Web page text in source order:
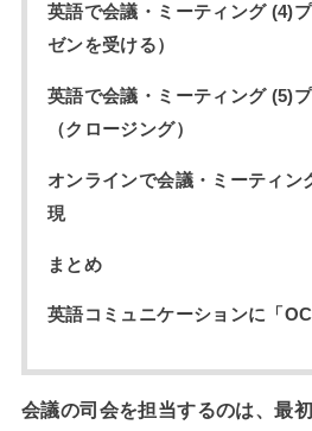
英語で会議・ミーティング (4)
ゼンを受ける）
英語で会議・ミーティング (5)
（クロージング）
オンラインで会議・ミーティン
現
まとめ
英語コミュニケーションに「
会議の司会を担当するのは、最